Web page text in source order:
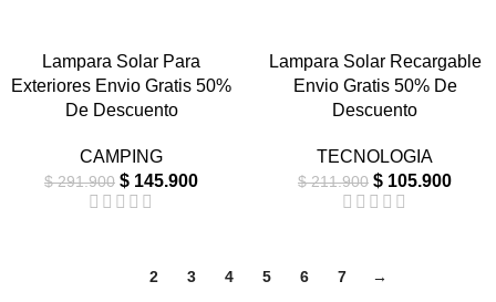
Lampara Solar Para
Exteriores Envio Gratis 50%
De Descuento
CAMPING
$291.900 $ 145.900
-50%
Lampara Solar Recargable
Envio Gratis 50% De
Descuento
TECNOLOGIA
$211.900 $ 105.900
2 3 4 5 6 7 →